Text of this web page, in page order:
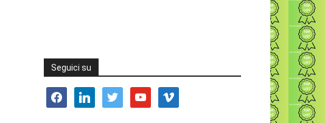
Seguici su
facebooklinkedin twitter youtube vimeo